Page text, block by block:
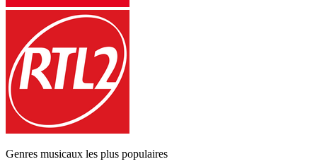
Genres musicaux les plus populaires